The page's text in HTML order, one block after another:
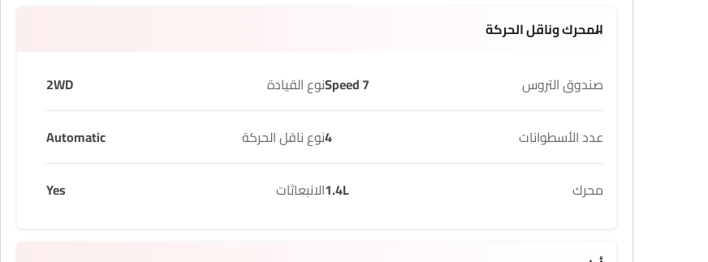
المحرك وناقل الحركة
صندوق التروس 7 Speed نوع القيادة 2WD
عدد الأسطوانات 4نوع ناقل الحركة Automatic
محرك 1.4Lالانبعاثات Yes